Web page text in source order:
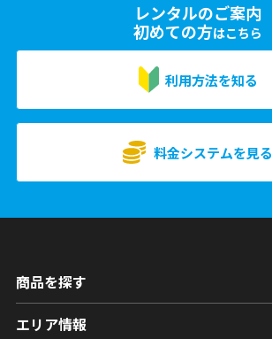
レンタルのご案内
初めての方はこちら
利用方法を知る
料金システムを見る
商品を探す
エリア情報